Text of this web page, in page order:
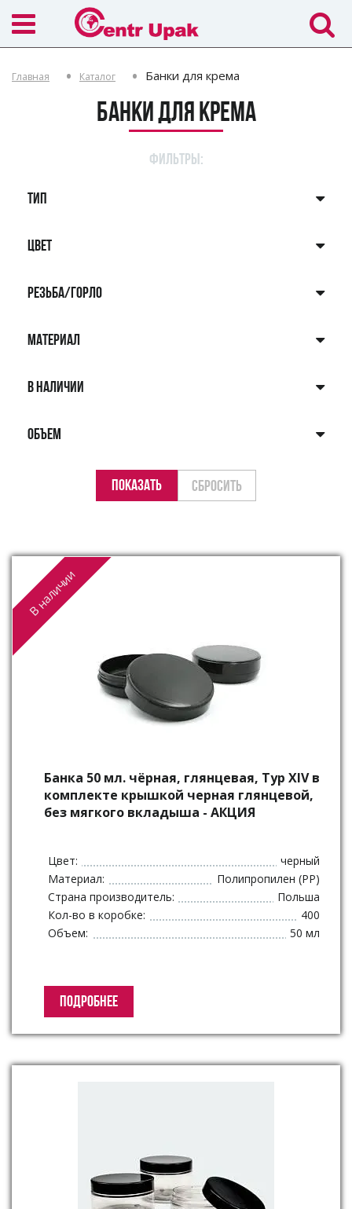
Главная Каталог Банки для крема
Банки для крема
ФИЛЬТРЫ:
ТИП
ЦВЕТ
РЕЗЬБА/ГОРЛО
МАТЕРИАЛ
В НАЛИЧИИ
ОБЪЕМ
В наличии
Банка 50 мл. чёрная, глянцевая, Typ XIV в
комплекте крышкой черная глянцевой,
без мягкого вкладыша - АКЦИЯ
Цвет:
черный
Материал:
Полипропилен (PP)
Страна производитель:
Польша
Кол-во в коробке:
400
Объем:
50 мл
ПОДРОБНЕЕ